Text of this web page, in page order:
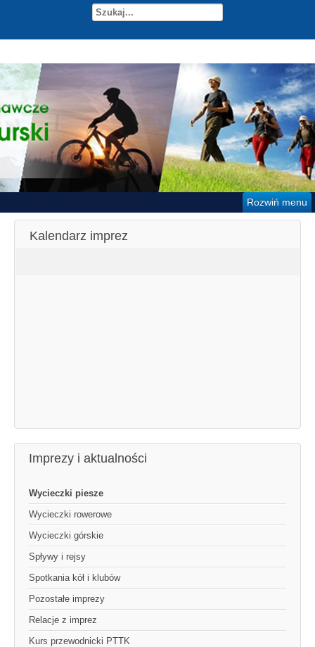
Rozwiń menu
Kalendarz imprez
Imprezy i aktualności
Wycieczki piesze
Wycieczki rowerowe
Wycieczki górskie
Spływy i rejsy
Spotkania kół i klubów
Pozostałe imprezy
Relacje z imprez
Kurs przewodnicki PTTK